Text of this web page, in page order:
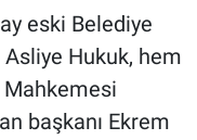
eski Belediye
Asliye Hukuk, hem
Mahkemesi
başkanı Ekrem